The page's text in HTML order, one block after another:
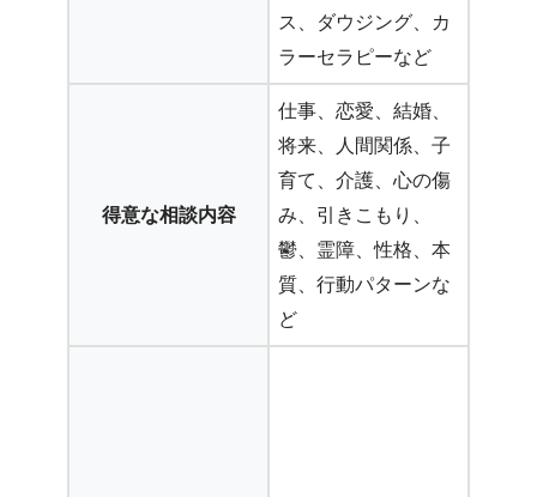
ス、ダウジング、カ
ラーセラピーなど
得意な相談内容
仕事、恋愛、結婚、
将来、人間関係、子
育て、介護、心の傷
み、引きこもり、
鬱、霊障、性格、本
質、行動パターンな
ど